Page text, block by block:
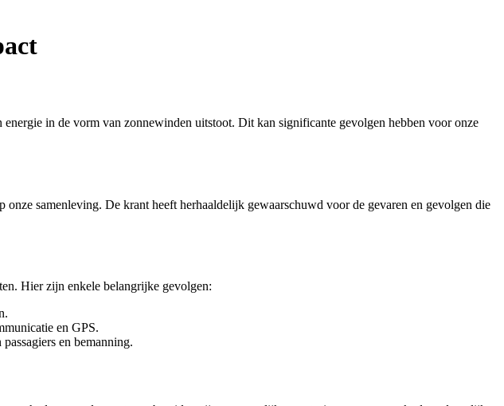
in de vorm van zonnewinden uitstoot. Dit kan significante gevolgen hebben voor onze
samenleving. De krant heeft herhaaldelijk gewaarschuwd voor de gevaren en gevolgen die
Hier zijn enkele belangrijke gevolgen:
en GPS.
en bemanning.